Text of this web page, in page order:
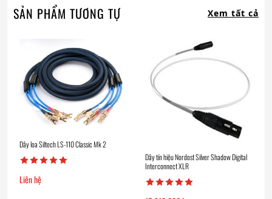
SẢN PHẨM TƯƠNG TỰ Xem tất cả
Dây loa Siltech LS-110 Classic Mk 2
Liên hệ
Dây tín hiệu Nordost Silver Shadow Digital
Interconnect XLR